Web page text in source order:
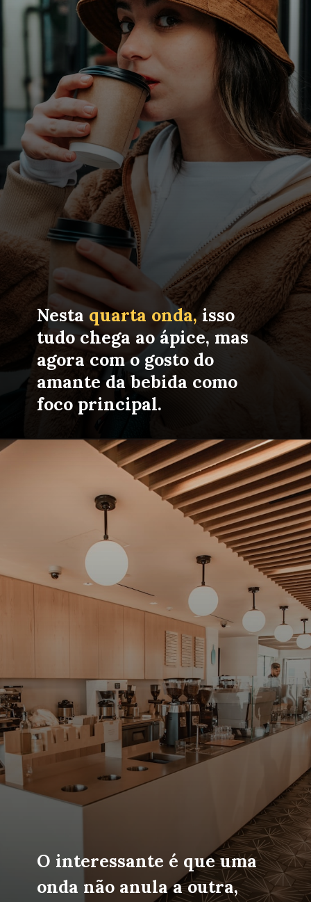
Nesta quarta onda, isso
tudo chega ao ápice, mas
agora com o gosto do
amante da bebida como
foco principal.
O interessante é que uma
onda não anula a outra,